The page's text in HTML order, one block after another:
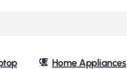
Home Appliances